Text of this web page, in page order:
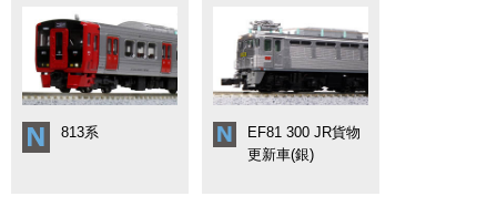
813系
EF81 300 JR貨物
更新車(銀)